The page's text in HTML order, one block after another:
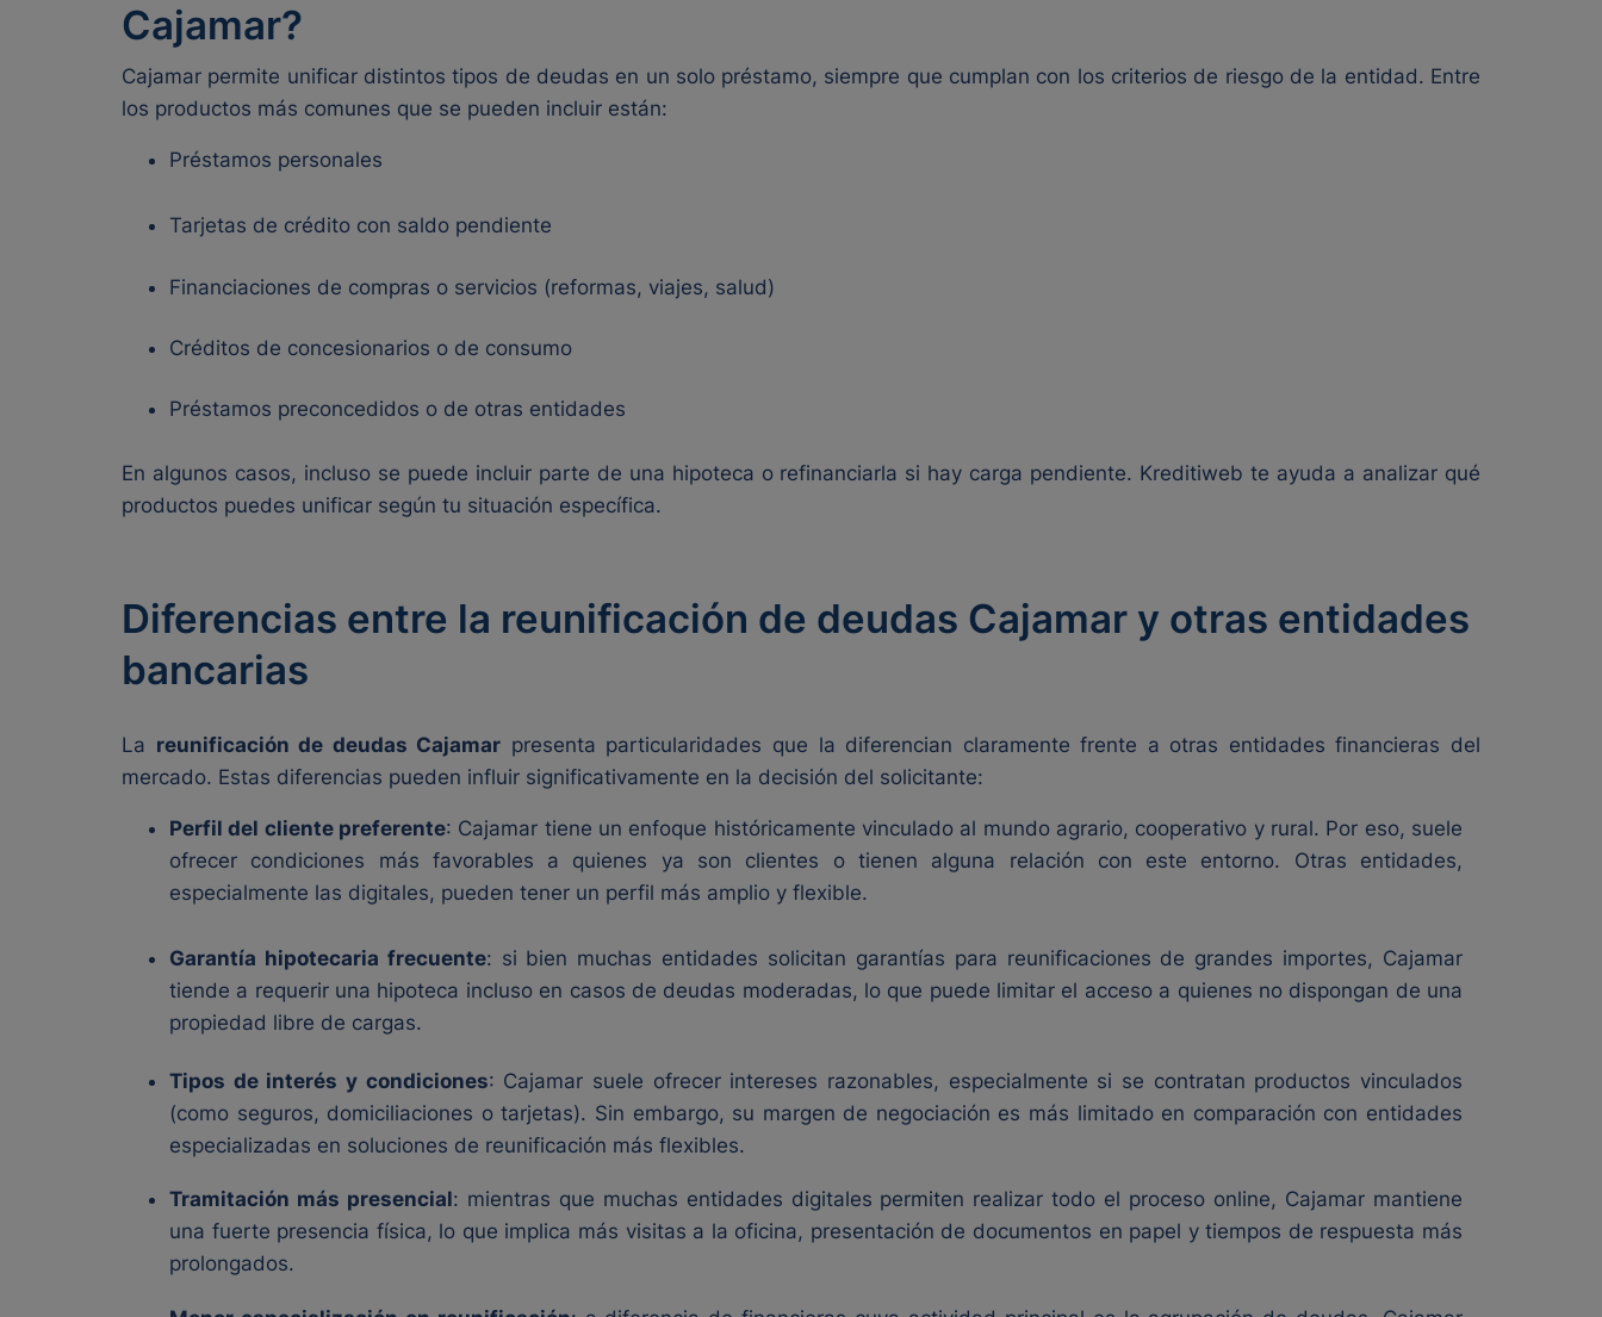
Cajamar?
Cajamar permite unificar distintos tipos de deudas en un solo préstamo, siempre que cumplan con los criterios de riesgo de la entidad. Entre
los productos más comunes que se pueden incluir están:
Préstamos personales
Tarjetas de crédito con saldo pendiente
Financiaciones de compras o servicios (reformas, viajes, salud)
Créditos de concesionarios o de consumo
Préstamos preconcedidos o de otras entidades
En algunos casos, incluso se puede incluir parte de una hipoteca o refinanciarla si hay carga pendiente. Kreditiweb te ayuda a analizar qué
productos puedes unificar según tu situación específica.
Diferencias entre la reunificación de deudas Cajamar y otras entidades
bancarias
La reunificación de deudas Cajamar presenta particularidades que la diferencian claramente frente a otras entidades financieras del
mercado. Estas diferencias pueden influir significativamente en la decisión del solicitante:
Perfil del cliente preferente: Cajamar tiene un enfoque históricamente vinculado al mundo agrario, cooperativo y rural. Por eso, suele
ofrecer condiciones más favorables a quienes ya son clientes o tienen alguna relación con este entorno. Otras entidades,
especialmente las digitales, pueden tener un perfil más amplio y flexible.
Garantía hipotecaria frecuente: si bien muchas entidades solicitan garantías para reunificaciones de grandes importes, Cajamar
tiende a requerir una hipoteca incluso en casos de deudas moderadas, lo que puede limitar el acceso a quienes no dispongan de una
propiedad libre de cargas.
Tipos de interés y condiciones: Cajamar suele ofrecer intereses razonables, especialmente si se contratan productos vinculados
(como seguros, domiciliaciones o tarjetas). Sin embargo, su margen de negociación es más limitado en comparación con entidades
especializadas en soluciones de reunificación más flexibles.
Tramitación más presencial: mientras que muchas entidades digitales permiten realizar todo el proceso online, Cajamar mantiene
una fuerte presencia física, lo que implica más visitas a la oficina, presentación de documentos en papel y tiempos de respuesta más
prolongados.